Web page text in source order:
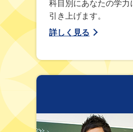
科目別にあなたの学
引き上げます。
詳しく見る